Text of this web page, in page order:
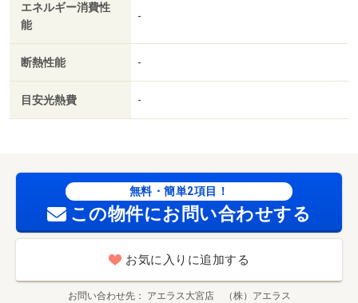
エネルギー消費性
能
-
断熱性能 -
目安光熱費 -
無料・簡単2項目！
この物件にお問い合わせする
お気に入りに追加する
お問い合わせ先 アエラス大宮店 （株）アエラス